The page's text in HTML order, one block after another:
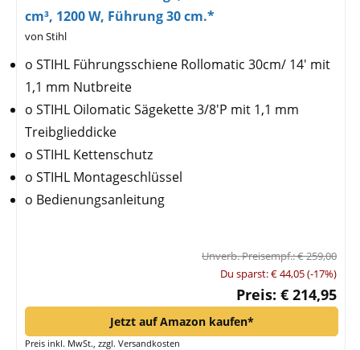
cm³, 1200 W, Führung 30 cm.*
von Stihl
o STIHL Führungsschiene Rollomatic 30cm/ 14' mit
1,1 mm Nutbreite
o STIHL Oilomatic Sägekette 3/8'P mit 1,1 mm
Treibglieddicke
o STIHL Kettenschutz
o STIHL Montageschlüssel
o Bedienungsanleitung
Unverb. Preisempf.: € 259,00
Du sparst: € 44,05 (-17%)
Preis: € 214,95
Jetzt auf Amazon kaufen*
Preis inkl. MwSt., zzgl. Versandkosten